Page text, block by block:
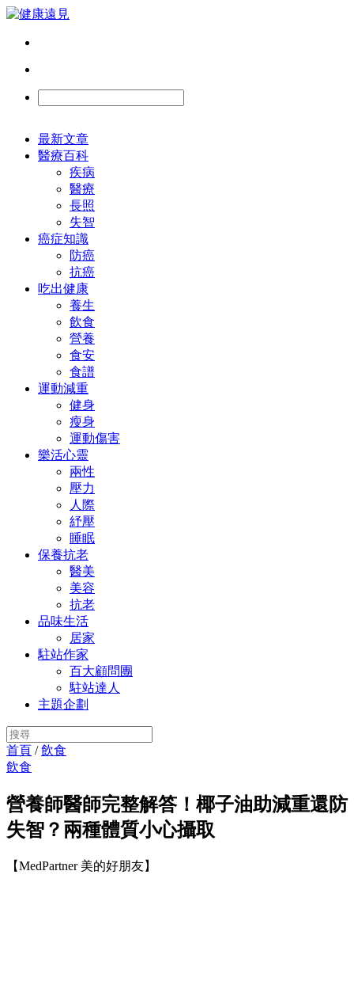
最新文章
醫療百科
疾病
醫療
長照
失智
癌症知識
防癌
抗癌
吃出健康
養生
飲食
營養
食安
食譜
運動減重
健身
瘦身
運動傷害
樂活心靈
兩性
壓力
人際
紓壓
睡眠
保養抗老
醫美
美容
抗老
品味生活
居家
駐站作家
百大顧問團
駐站達人
主題企劃
首頁 /飲食
飲食
營養師醫師完整解答！椰子油助減重還防
失智？兩種體質小心攝取
【MedPartner 美的好朋友】